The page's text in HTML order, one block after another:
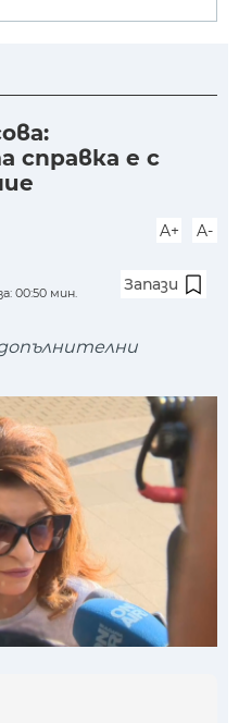
справка е с
A+ A-
00:50 мин. Запази
допълнителни